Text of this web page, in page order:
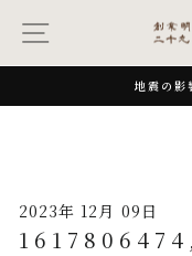
ナビゲーション
地震の影
2023年 12月 09日